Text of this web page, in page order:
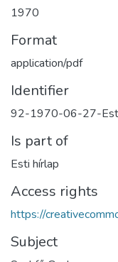
1970
Format
application/pdf
Identifier
92-1970-06-27-
Is part of
Esti hírlap
Access rights
https://
Subject